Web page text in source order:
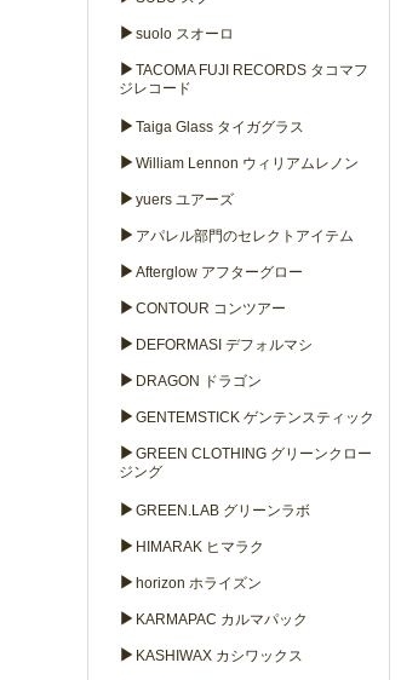
▶ suolo スオーロ
▶ TACOMA FUJI RECORDS タコマフ
ジレコード
▶ Taiga Glass タイガグラス
▶ William Lennon ウィリアムレノン
▶ yuers ユアーズ
▶ アパレル部門のセレクトアイテム
▶ Afterglow アフターグロー
▶ CONTOUR コンツアー
▶ DEFORMASI デフォルマシ
▶ DRAGON ドラゴン
▶ GENTEMSTICK ゲンテンスティック
▶ GREEN CLOTHING グリーンクロー
ジング
▶ GREEN.LAB グリーンラボ
▶ HIMARAK ヒマラク
▶ horizon ホライズン
▶ KARMAPAC カルマパック
▶ KASHIWAX カシワックス